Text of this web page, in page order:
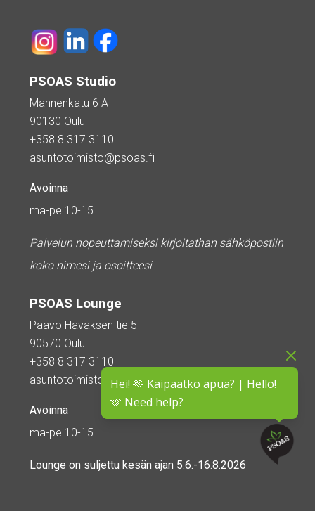
Hei! 🫶 Kaipaatko apua? | Hello!
🫶 Need help?
PSOAS Studio
Mannenkatu 6 A
90130 Oulu
+358 8 317 3110
asuntotoimisto@psoas.fi
Avoinna
ma-pe 10-15
Palvelun nopeuttamiseksi kirjoitathan sähköpostiin
koko nimesi ja osoitteesi
PSOAS Lounge
Paavo Havaksen tie 5
90570 Oulu
+358 8 317 3110
asuntotoimisto@psoas.fi
Avoinna
ma-pe 10-15
Lounge on suljettu kesän ajan 5.6.-16.8.2026